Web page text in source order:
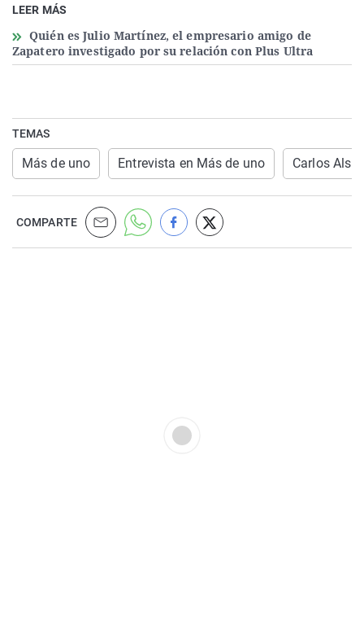
LEER MÁS
Quién es Julio Martínez, el empresario amigo de
Zapatero investigado por su relación con Plus Ultra
TEMAS
Más de uno Entrevista en Más de uno Carlos
COMPARTE